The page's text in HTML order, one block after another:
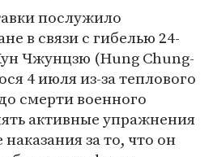
послужило
в связи с гибелью 24-
Чжунцзю (Hung Chung-
4 июля из-за теплового
смерти военного
активные упражнения
за то, что он